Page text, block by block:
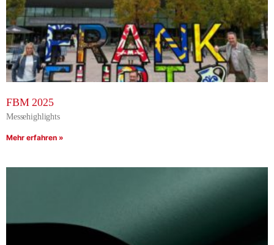
FBM 2025
Messehighlights
Mehr erfahren »